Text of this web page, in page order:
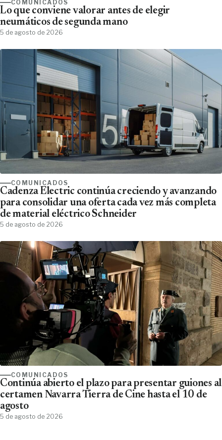
COMUNICADOS
Lo que conviene valorar antes de elegir
neumáticos de segunda mano
5 de agosto de 2026
COMUNICADOS
Cadenza Electric continúa creciendo y avanzando
para consolidar una oferta cada vez más completa
de material eléctrico Schneider
5 de agosto de 2026
COMUNICADOS
Continúa abierto el plazo para presentar guiones al
certamen Navarra Tierra de Cine hasta el 10 de
agosto
5 de agosto de 2026